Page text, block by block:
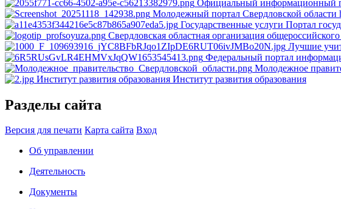
Официальный информационный
Молодежный портал Свердловской области
Государственные услуги Портал
Свердловская областная организация
Лучшие
Федеральный портал
Молодежное
Институт развития образования Институт развития образования
Разделы сайта
Версия для печати Карта сайта Вход
Об управлении
Деятельность
Документы